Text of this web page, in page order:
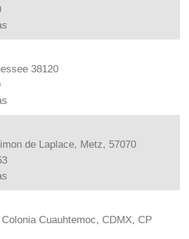
38120
de Laplace, Metz, 57070
Cuauhtemoc, CDMX, CP